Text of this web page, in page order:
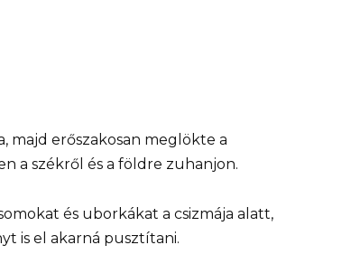
majd erőszakosan meglökte a
a székről és a földre zuhanjon.
és uborkákat a csizmája alatt,
is el akarná pusztítani.